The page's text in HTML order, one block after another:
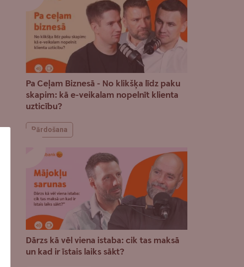
Pa Ceļam Biznesā - No klikšķa līdz paku
skapim: kā e-veikalam nopelnīt klienta
uzticību?
Pārdošana
Dārzs kā vēl viena istaba: cik tas maksā
un kad ir īstais laiks sākt?